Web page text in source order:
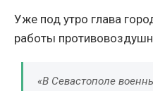
Уже под утро глава
работы
«В Севастополе